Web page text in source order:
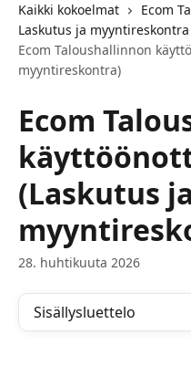
Kaikki kokoelmat
Ecom
Laskutus ja myyntireskontra
Ecom Taloushallinnon
myyntireskontra)
Ecom
(Laskutus ja
28. huhtikuuta 2026
Sisällysluettelo